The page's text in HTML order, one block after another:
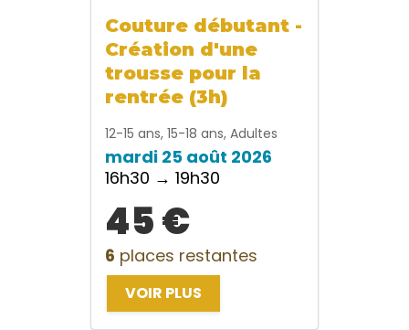
Couture débutant -
Création d'une
trousse pour la
rentrée (3h)
12-15 ans, 15-18 ans, Adultes
mardi 25 août 2026
16h30 → 19h30
45 €
6 places restantes
VOIR PLUS